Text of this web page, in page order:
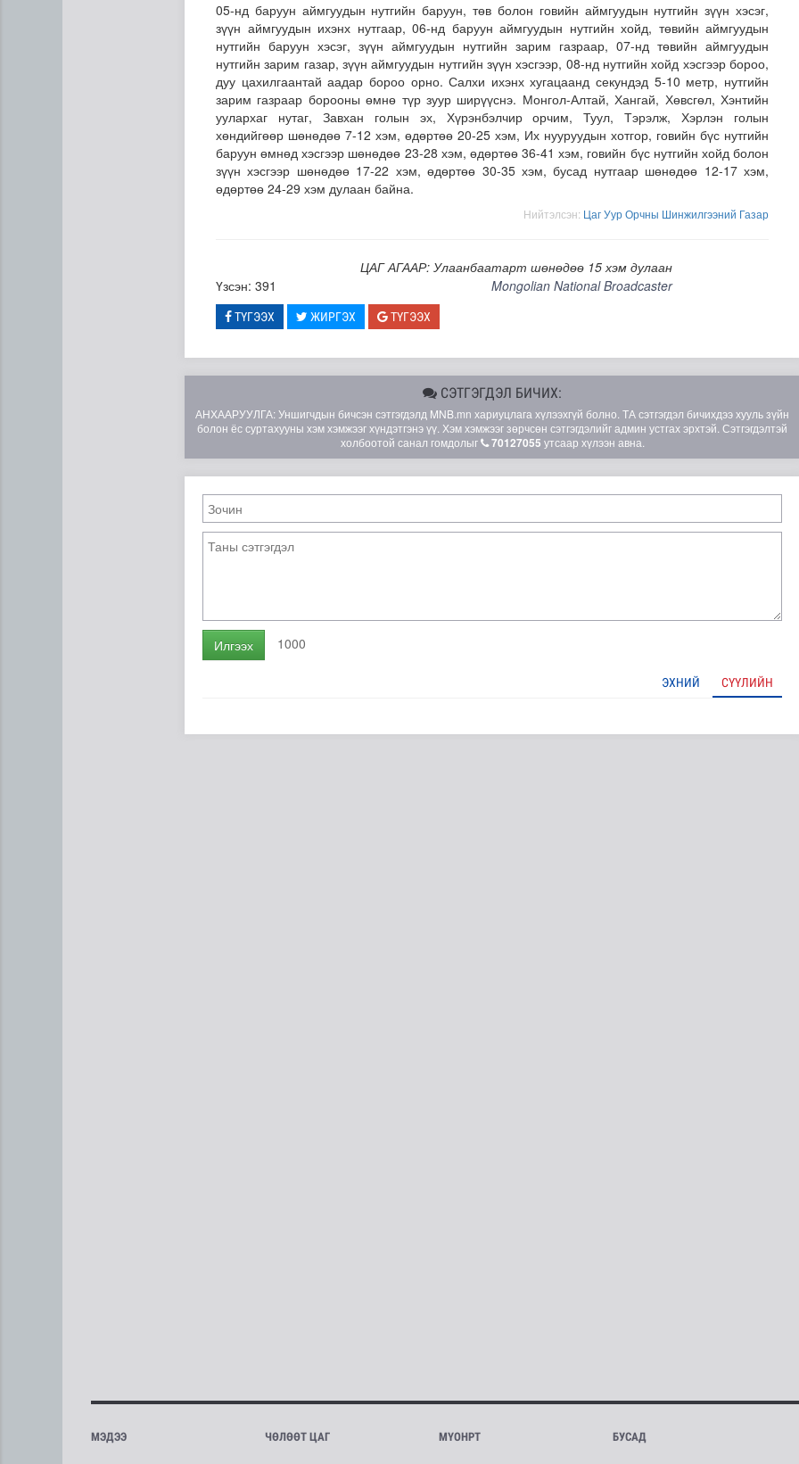
Эртний ойг хамгаалахын тулд Канадын иргэд мод бэлтгэгчдийн замыг хааж байна
05-нд баруун аймгуудын нутгийн баруун, төв болон говийн аймгуудын нутгийн зүүн хэсэг,
зүүн аймгуудын ихэнх нутгаар, 06-нд баруун аймгуудын нутгийн хойд, төвийн аймгуудын
нутгийн баруун хэсэг, зүүн аймгуудын нутгийн зарим газраар, 07-нд төвийн аймгуудын
нутгийн зарим газар, зүүн аймгуудын нутгийн зүүн хэсгээр, 08-нд нутгийн хойд хэсгээр бороо,
дуу цахилгаантай аадар бороо орно. Салхи ихэнх хугацаанд секундэд 5-10 метр, нутгийн
зарим газраар борооны өмнө түр зуур ширүүснэ. Монгол-Алтай, Хангай, Хөвсгөл, Хэнтийн
уулархаг нутаг, Завхан голын эх, Хүрэнбэлчир орчим, Туул, Тэрэлж, Хэрлэн голын
хөндийгөөр шөнөдөө 7-12 хэм, өдөртөө 20-25 хэм, Их нууруудын хотгор, говийн бүс нутгийн
баруун өмнөд хэсгээр шөнөдөө 23-28 хэм, өдөртөө 36-41 хэм, говийн бүс нутгийн хойд болон
зүүн хэсгээр шөнөдөө 17-22 хэм, өдөртөө 30-35 хэм, бусад нутгаар шөнөдөө 12-17 хэм,
өдөртөө 24-29 хэм дулаан байна.
Нийтэлсэн: Цаг Уур Орчны Шинжилгээний Газар
ЦАГ АГААР: Улаанбаатарт шөнөдөө 15 хэм дулаан
Үзсэн: 391
Mongolian National Broadcaster
ТҮГЭЭХ ЖИРГЭХ ТҮГЭЭХ
СЭТГЭГДЭЛ БИЧИХ:
АНХААРУУЛГА: Уншигчдын бичсэн сэтгэгдэлд MNB.mn хариуцлага хүлээхгүй болно. ТА сэтгэгдэл бичихдээ хууль зүйн
болон ёс суртахууны хэм хэмжээг хүндэтгэнэ үү. Хэм хэмжээг зөрчсөн сэтгэгдэлийг админ устгах эрхтэй. Сэтгэгдэлтэй
холбоотой санал гомдолыг
70127055 утсаар хүлээн авна.
Илгээх 1000
ЭХНИЙ СҮҮЛИЙН
МЭДЭЭ ЧӨЛӨӨТ ЦАГ МҮОНРТ БУСАД